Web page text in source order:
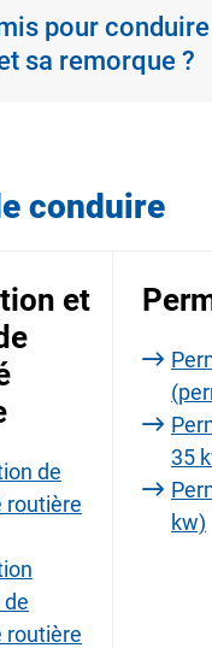
pour
sa remorque ?
conduire
et
de
routière
routière
35
kw)